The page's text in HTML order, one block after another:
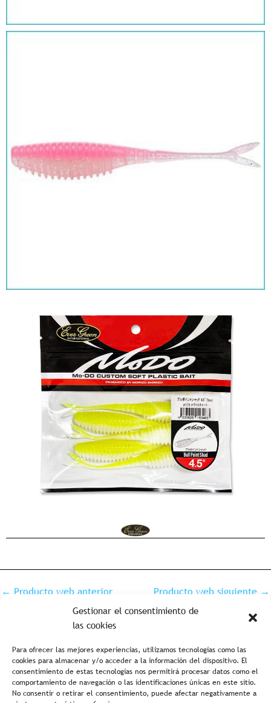
Gestionar el consentimiento de
las cookies
Para ofrecer las mejores experiencias, utilizamos tecnologías como las
cookies para almacenar y/o acceder a la información del dispositivo. El
consentimiento de estas tecnologías nos permitirá procesar datos como el
comportamiento de navegación o las identificaciones únicas en este sitio.
No consentir o retirar el consentimiento, puede afectar negativamente a
← Producto web anterior Producto web siguiente →